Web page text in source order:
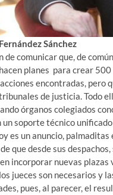
Sánchez
comunicar que, de
planes para crear
encontradas, pero
de justicia. Todo
órganos colegiados
un soporte técnico
es un anuncio,
que desde sus
incorporar nuevas
jueces son necesarios y
pues, al parecer, el